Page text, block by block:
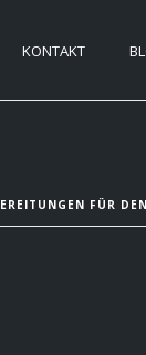
KONTAKT
FÜR